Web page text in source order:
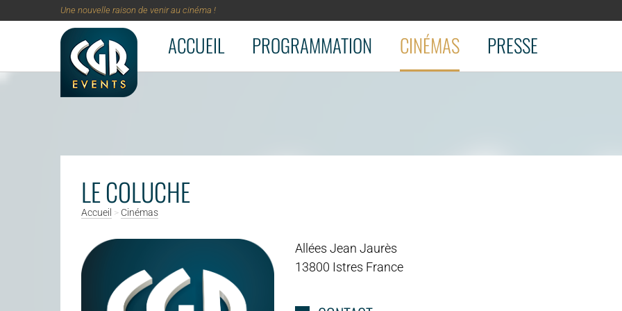
Aller au contenu principal
Une nouvelle raison de venir au cinéma !
ACCUEIL PROGRAMMATION CINÉMAS PRESSE
LE COLUCHE
Accueil > Cinémas
Allées Jean Jaurès
13800 Istres France